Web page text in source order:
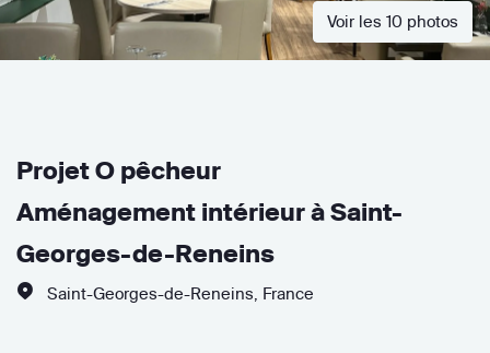
Voir les 10 photos
Projet O pêcheur
Aménagement intérieur à Saint-
Georges-de-Reneins
Saint-Georges-de-Reneins France